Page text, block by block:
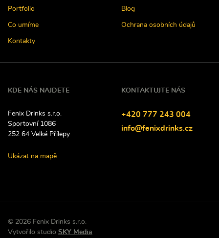
Portfolio
Co umíme
Kontakty
Blog
Ochrana osobních údajů
KDE NÁS NAJDETE
Fenix Drinks s.r.o.
Sportovní 1086
252 64 Velké Přílepy
Ukázat na mapě
KONTAKTUJTE NÁS
Telefon:
+420 777 243 004
E-
info@fenixdrinks.cz
© 2026 Fenix Drinks s.r.o.
Vytvořilo studio SKY Media